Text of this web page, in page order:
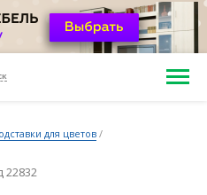
для цветов /
22832